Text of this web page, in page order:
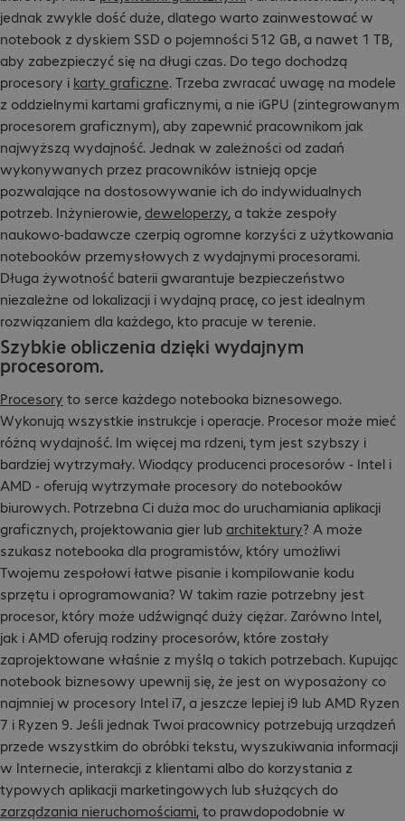
jednak zwykle dość duże, dlatego warto zainwestować w
notebook z dyskiem SSD o pojemności 512 GB, a nawet 1 TB,
aby zabezpieczyć się na długi czas. Do tego dochodzą
procesory i karty graficzne. Trzeba zwracać uwagę na modele
z oddzielnymi kartami graficznymi, a nie iGPU (zintegrowanym
procesorem graficznym), aby zapewnić pracownikom jak
najwyższą wydajność. Jednak w zależności od zadań
wykonywanych przez pracowników istnieją opcje
pozwalające na dostosowywanie ich do indywidualnych
potrzeb. Inżynierowie, deweloperzy, a także zespoły
naukowo-badawcze czerpią ogromne korzyści z użytkowania
notebooków przemysłowych z wydajnymi procesorami.
Długa żywotność baterii gwarantuje bezpieczeństwo
niezależne od lokalizacji i wydajną pracę, co jest idealnym
rozwiązaniem dla każdego, kto pracuje w terenie.
Szybkie obliczenia dzięki wydajnym
procesorom.
Procesory to serce każdego notebooka biznesowego.
Wykonują wszystkie instrukcje i operacje. Procesor może mieć
różną wydajność. Im więcej ma rdzeni, tym jest szybszy i
bardziej wytrzymały. Wiodący producenci procesorów - Intel i
AMD - oferują wytrzymałe procesory do notebooków
biurowych. Potrzebna Ci duża moc do uruchamiania aplikacji
graficznych, projektowania gier lub architektury? A może
szukasz notebooka dla programistów, który umożliwi
Twojemu zespołowi łatwe pisanie i kompilowanie kodu
sprzętu i oprogramowania? W takim razie potrzebny jest
procesor, który może udźwignąć duży ciężar. Zarówno Intel,
jak i AMD oferują rodziny procesorów, które zostały
zaprojektowane właśnie z myślą o takich potrzebach. Kupując
notebook biznesowy upewnij się, że jest on wyposażony co
najmniej w procesory Intel i7, a jeszcze lepiej i9 lub AMD Ryzen
7 i Ryzen 9. Jeśli jednak Twoi pracownicy potrzebują urządzeń
przede wszystkim do obróbki tekstu, wyszukiwania informacji
w Internecie, interakcji z klientami albo do korzystania z
typowych aplikacji marketingowych lub służących do
zarządzania nieruchomościami, to prawdopodobnie w